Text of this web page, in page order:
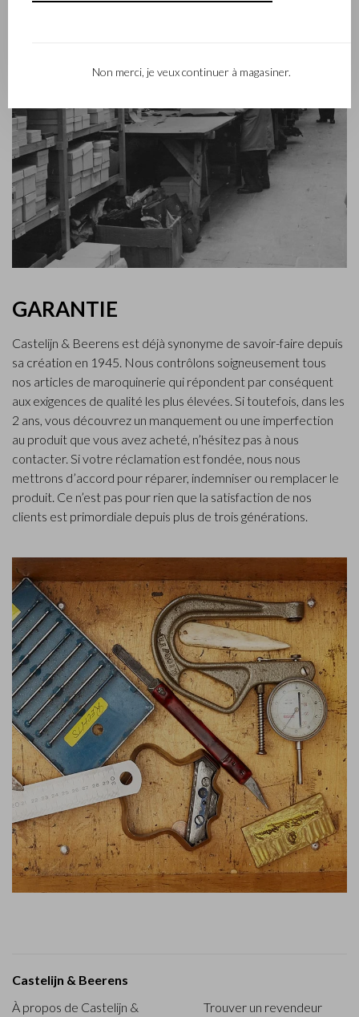
GARANTIE
Castelijn & Beerens est déjà synonyme de savoir-faire depuis
sa création en 1945. Nous contrôlons soigneusement tous
nos articles de maroquinerie qui répondent par conséquent
aux exigences de qualité les plus élevées. Si toutefois, dans les
2 ans, vous découvrez un manquement ou une imperfection
au produit que vous avez acheté, n’hésitez pas à nous
contacter. Si votre réclamation est fondée, nous nous
mettrons d’accord pour réparer, indemniser ou remplacer le
produit. Ce n’est pas pour rien que la satisfaction de nos
clients est primordiale depuis plus de trois générations.
Castelijn & Beerens
À propos de Castelijn &
Trouver un revendeur
Non merci, je veux continuer à magasiner.